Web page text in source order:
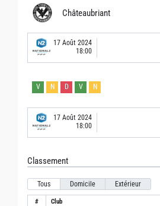
Châteaubriant
17 Août 2024
18:00
V N D V N
17 Août 2024
18:00
Classement
Tous Domicile Extérieur
# Club